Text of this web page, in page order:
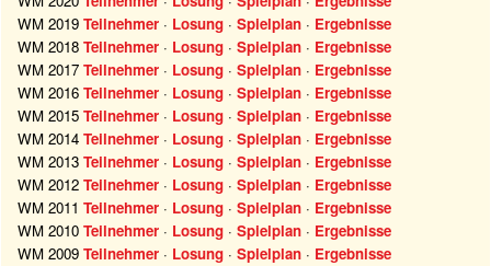
WM 2019 Teilnehmer · Losung · Spielplan · Ergebnisse
WM 2018 Teilnehmer · Losung · Spielplan · Ergebnisse
WM 2017 Teilnehmer · Losung · Spielplan · Ergebnisse
WM 2016 Teilnehmer · Losung · Spielplan · Ergebnisse
WM 2015 Teilnehmer · Losung · Spielplan · Ergebnisse
WM 2014 Teilnehmer · Losung · Spielplan · Ergebnisse
WM 2013 Teilnehmer · Losung · Spielplan · Ergebnisse
WM 2012 Teilnehmer · Losung · Spielplan · Ergebnisse
WM 2011 Teilnehmer · Losung · Spielplan · Ergebnisse
WM 2010 Teilnehmer · Losung · Spielplan · Ergebnisse
WM 2009 Teilnehmer · Losung · Spielplan · Ergebnisse